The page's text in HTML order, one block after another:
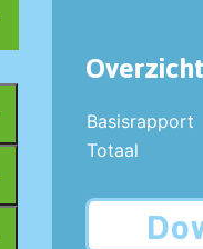
Overzicht
Basisrapport
Totaal